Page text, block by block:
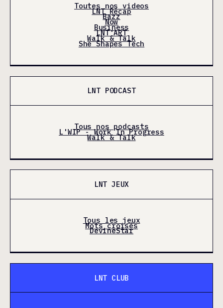
Toutes nos videos
LNT Récap
Bazz
Now
Business
LNT'ART
Walk & Talk
She Shapes Tech
LNT PODCAST
Tous nos podcasts
L'WIP - Work In Progress
Walk & Talk
LNT JEUX
Tous les jeux
Mots croisés
DevineStar
LNT CLUB